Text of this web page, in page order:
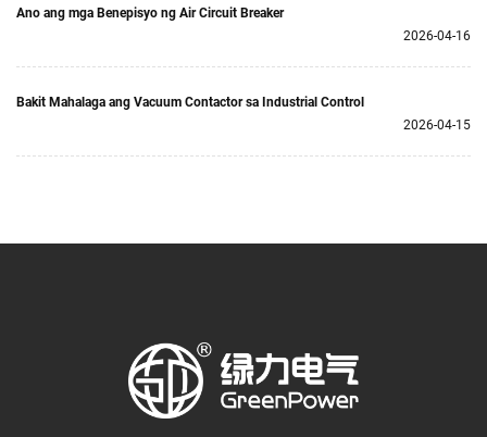
Ano ang mga Benepisyo ng Air Circuit Breaker
2026-04-16
Bakit Mahalaga ang Vacuum Contactor sa Industrial Control
2026-04-15